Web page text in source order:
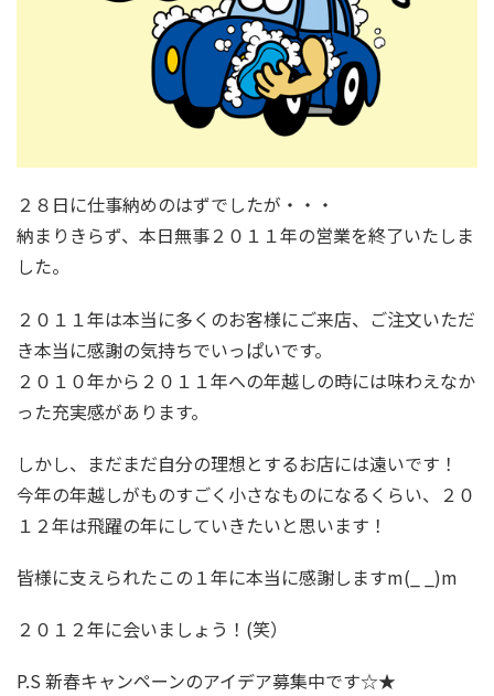
２８日に仕事納めのはずでしたが・・・
納まりきらず、本日無事２０１１年の営業を終了いたしま
した。
２０１１年は本当に多くのお客様にご来店、ご注文いただ
き本当に感謝の気持ちでいっぱいです。
２０１０年から２０１１年への年越しの時には味わえなか
った充実感があります。
しかし、まだまだ自分の理想とするお店には遠いです！
今年の年越しがものすごく小さなものになるくらい、２０
１２年は飛躍の年にしていきたいと思います！
皆様に支えられたこの１年に本当に感謝しますm(_ _)m
２０１２年に会いましょう！(笑）
P.S 新春キャンペーンのアイデア募集中です☆★